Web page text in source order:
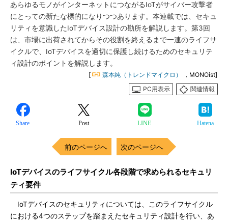
あらゆるモノがインターネットにつながるIoTがサイバー攻撃者
にとっての新たな標的になりつつあります。本連載では、セキュ
リティを意識したIoTデバイス設計の勘所を解説します。第3回
は、市場に出荷されてからその役割を終えるまで一連のライフサ
イクルで、IoTデバイスを適切に保護し続けるためのセキュリテ
ィ設計のポイントを解説します。
[ 森本純（トレンドマイクロ）
，MONOist]
PC用表示
関連情報
Share Post LINE Hatena
前のページへ 次のページへ
IoTデバイスのライフサイクル各段階で求められるセキュリ
ティ要件
IoTデバイスのセキュリティについては、このライフサイクル
における4つのステップを踏まえたセキュリティ設計を行い、あ